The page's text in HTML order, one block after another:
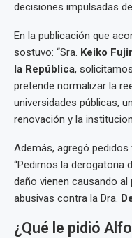
decisiones impulsadas
En la publicación que
sostuvo: “Sra. Keiko
la República,
pretende normalizar la
universidades públicas,
renovación y la
Además, agregó
“Pedimos la derogatoria
daño vienen causando
abusivas contra la Dra.
¿Qué le pidió